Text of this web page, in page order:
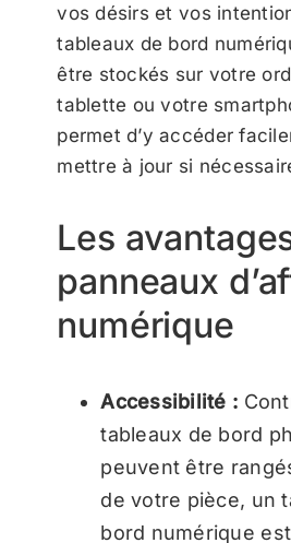
vos désirs et vos
tableaux de bord
être stockés sur votre
tablette ou votre
permet d’y accéder
mettre à jour si
Les
panneaux
numérique
Accessibilité :
tableaux de bord
peuvent être
de votre pièce, un
bord numérique